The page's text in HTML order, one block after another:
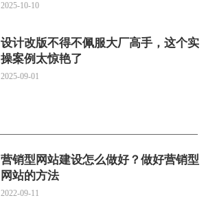
2025-10-10
设计改版不得不佩服大厂高手，这个实
操案例太惊艳了
2025-09-01
营销型网站建设怎么做好？做好营销型
网站的方法
2022-09-11